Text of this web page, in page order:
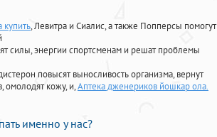
купить, Левитра и Сиалис, а также Попперсы помогут
силы, энергии спортсменам и решат проблемы
повысят выносливость организма, вернут
омолодят кожу, и,Аптека дженериков йошкар ола.
именно у нас?